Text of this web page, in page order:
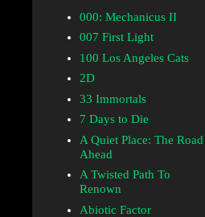
000: Mechanicus II
007 First Light
100 Los Angeles Cats
2D
33 Immortals
7 Days to Die
A Quiet Place: The Road
Ahead
A Twisted Path To
Renown
Abiotic Factor